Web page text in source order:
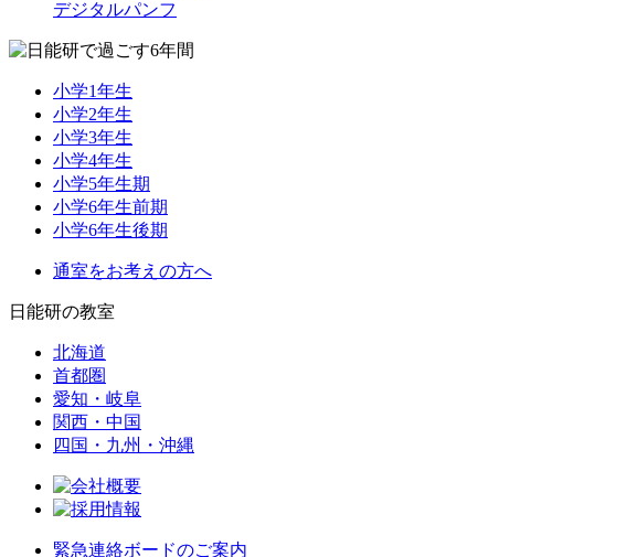
デジタルパンフ
小学1年生
小学2年生
小学3年生
小学4年生
小学5年生期
小学6年生前期
小学6年生後期
通室をお考えの方へ
日能研の教室
北海道
首都圏
愛知・岐阜
関西・中国
四国・九州・沖縄
緊急連絡ボードのご案内